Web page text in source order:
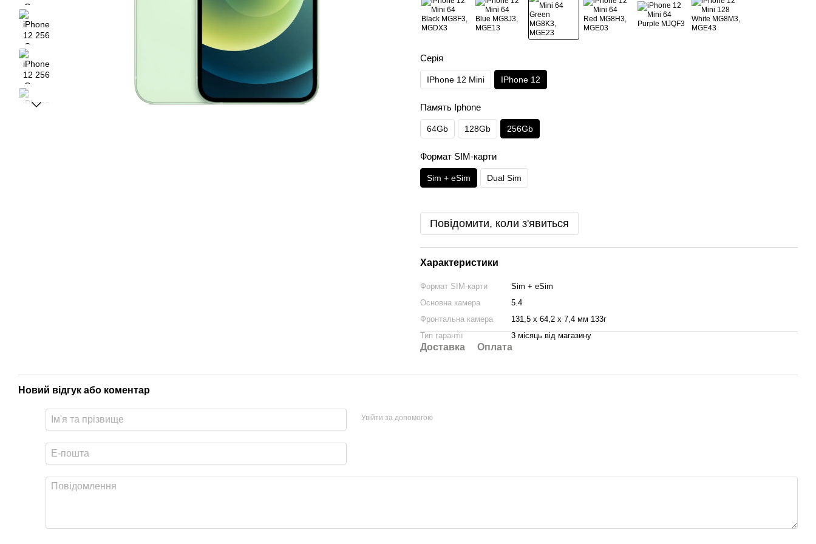
Серія
IPhone 12 Mini IPhone 12
Память Iphone
64Gb 128Gb 256Gb
Формат SIM-карти
Sim + eSim Dual Sim
Повідомити, коли з'явиться
Характеристики
Формат SIM-карти
Sim + eSim
Основна камера
5.4
Фронтальна камера
131,5 х 64,2 х 7,4 мм 133г
Тип гарантії
3 місяць від магазину
Доставка Оплата
Новий відгук або коментар
Увійти за допомогою